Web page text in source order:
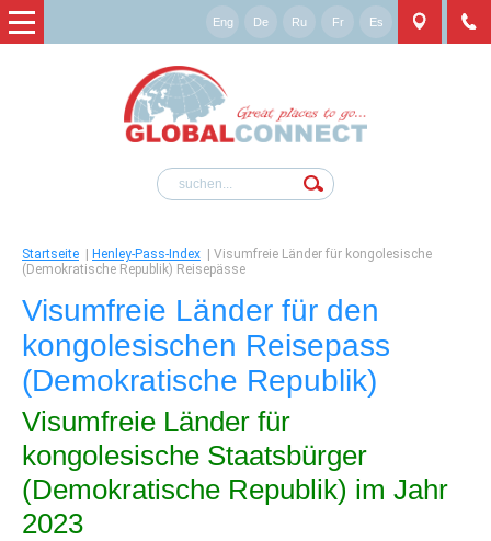
Eng De Ru Fr Es
Startseite Henley-Pass-Index
Visumfreie Länder für kongolesische
(Demokratische Republik) Reisepässe
Visumfreie Länder für den
kongolesischen Reisepass
(Demokratische Republik)
Visumfreie Länder für
kongolesische Staatsbürger
(Demokratische Republik) im Jahr
2023